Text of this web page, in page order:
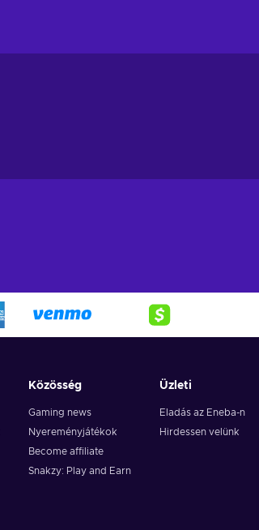
Közösség
Gaming news
Nyereményjátékok
Become affiliate
Snakzy: Play and Earn
Üzleti
Eladás az Eneba-n
Hirdessen velünk